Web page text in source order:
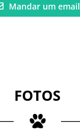
Mandar um email
FOTOS